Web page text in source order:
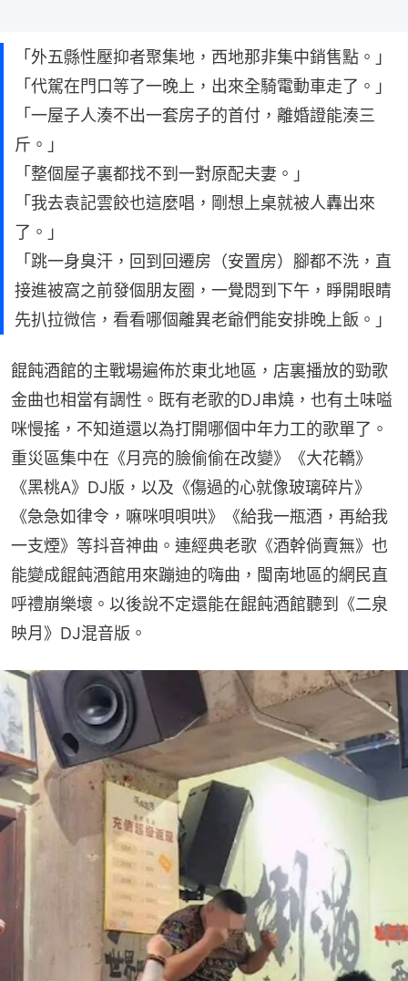
「外五縣性壓抑者聚集地，西地那非集中銷售點。」
「代駕在門口等了一晚上，出來全騎電動車走了。」
「一屋子人湊不出一套房子的首付，離婚證能湊三
斤。」
「整個屋子裏都找不到一對原配夫妻。」
「我去袁記雲餃也這麼唱，剛想上桌就被人轟出來
了。」
「跳一身臭汗，回到回遷房（安置房）腳都不洗，直
接進被窩之前發個朋友圈，一覺悶到下午，睜開眼睛
先扒拉微信，看看哪個離異老爺們能安排晚上飯。」
餛飩酒館的主戰場遍佈於東北地區，店裏播放的勁歌
金曲也相當有調性。既有老歌的DJ串燒，也有土味嗌
咪慢搖，不知道還以為打開哪個中年力工的歌單了。
重災區集中在《月亮的臉偷偷在改變》《大花轎》
《黑桃A》DJ版，以及《傷過的心就像玻璃碎片》
《急急如律令，嘛咪唄唄哄》《給我一瓶酒，再給我
一支煙》等抖音神曲。連經典老歌《酒幹倘賣無》也
能變成餛飩酒館用來蹦迪的嗨曲，閩南地區的網民直
呼禮崩樂壞。以後說不定還能在餛飩酒館聽到《二泉
映月》DJ混音版。